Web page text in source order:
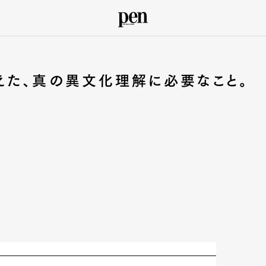
、真の異文化理解に必要なこと。